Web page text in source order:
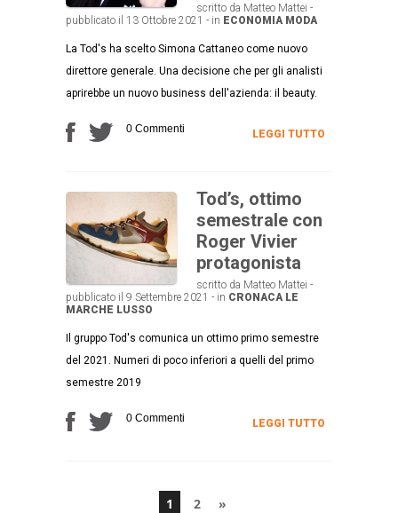
scritto da Matteo Mattei -
pubblicato il 13 Ottobre 2021 - in ECONOMIA MODA
La Tod's ha scelto Simona Cattaneo come nuovo
direttore generale. Una decisione che per gli analisti
aprirebbe un nuovo business dell'azienda: il beauty.
0 Commenti LEGGI TUTTO
Tod’s, ottimo
semestrale con
Roger Vivier
protagonista
scritto da Matteo Mattei -
pubblicato il 9 Settembre 2021 - in CRONACA LE
MARCHE LUSSO
Il gruppo Tod's comunica un ottimo primo semestre
del 2021. Numeri di poco inferiori a quelli del primo
semestre 2019
0 Commenti LEGGI TUTTO
1 2 »